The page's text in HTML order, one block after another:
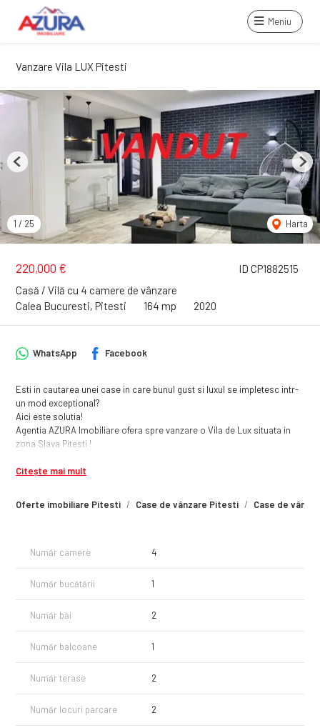
Meniu
Vanzare Vila LUX Pitesti
ID CP1882515
220,000 €
Casă / Vilă cu 4 camere de vânzare
Calea Bucuresti, Pitesti
164 mp 2020
1 / 25 Harta
Previous Next
Oferte imobiliare Pitesti Case de vânzare Pitesti Case de
WhatsApp Facebook
Esti in cautarea unei case in care bunul gust si luxul se impletesc intr-
un mod exceptional?
Aici este solutia!
Agentia AZURA Imobiliare ofera spre vanzare o Vila de Lux situata in
zona Slava Pitesti !
masoara 300mp dintre care doar 140mp utili.
incalzire in pardoseala, centrala termica proprie.
Daca este pe gustul tau si iti starneste spiritul luxuriant nu ezita sa ne
Citește mai mult
Număr camere 4
Număr bucătării 1
Număr băi 2
Număr balcoane 1
Număr terase 2
Număr locuri parcare 2